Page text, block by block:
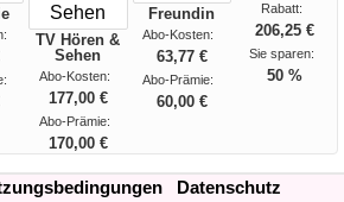
TV Hören &
Sehen
Abo-Kosten:
177,00 €
Abo-Prämie:
170,00 €
Freundin
Abo-Kosten:
63,77 €
Abo-Prämie:
60,00 €
Rabatt:
206,25 €
Sie sparen:
50 %
Datenschutz